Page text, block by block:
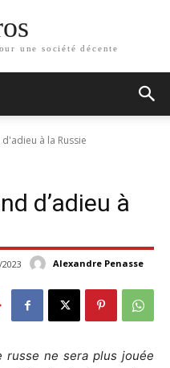
une société décente
à la Russie
d’adieu à
Alexandre Penasse
russe ne sera plus jouée